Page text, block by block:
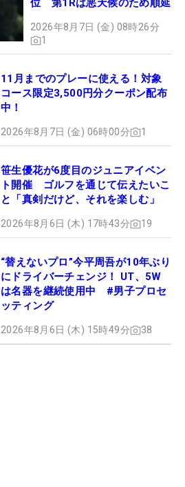
位 第1Rは悪天候のため順延
2026年8月7日 (金) 08時26分
1
11月までのプレーに使える！対象
コース限定3,500円分クーポン配布
中！
2026年8月7日 (金) 06時00分 1
笹生優花が6度目のジュニアイベン
ト開催 ゴルフを通じて伝えたいこ
と「真剣だけど、それを楽しむ」
2026年8月6日 (木) 17時43分 19
“替えないプロ”今平周吾が10年ぶり
にドライバーチェンジ！ UT、5W
は名器を継続使用中 #男子プロセ
ッティング
2026年8月6日 (木) 15時49分 38